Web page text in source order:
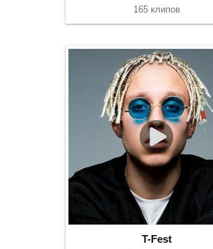
165 клипов
T-Fest